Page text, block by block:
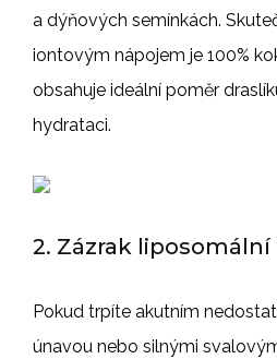
a dýňových semínkách.
iontovým nápojem je 100%
obsahuje ideální poměr
hydrataci.
2. Zázrak
Pokud trpíte akutním
únavou nebo silnými